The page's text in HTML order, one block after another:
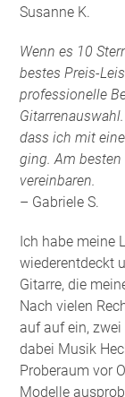
Susanne K.
Wenn es 10
bestes Preis-
professionelle
dass ich mit
ging. Am
vereinbaren.
– Gabriele S.
Ich habe meine
wiederentdeckt
Gitarre, die
Nach vielen
auf auf ein,
dabei Musik
Proberaum vor
Modelle